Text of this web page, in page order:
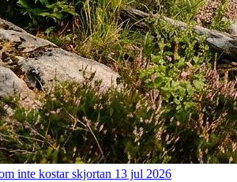
inte kostar skjortan 13 jul 2026